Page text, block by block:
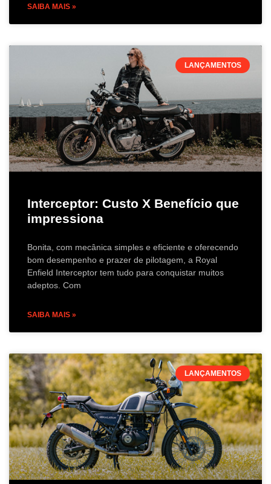
SAIBA MAIS »
LANÇAMENTOS
Interceptor: Custo X Benefício que
impressiona
Bonita, com mecânica simples e eficiente e oferecendo
bom desempenho e prazer de pilotagem, a Royal
Enfield Interceptor tem tudo para conquistar muitos
adeptos. Com
SAIBA MAIS »
LANÇAMENTOS